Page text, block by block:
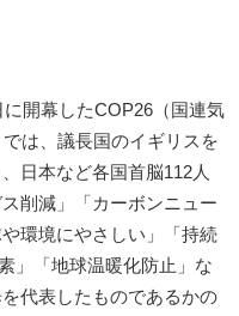
開幕したCOP26（国連気
は、議長国のイギリスを
日本など各国首脳112人
削減」「カーボンニュー
環境にやさしい」「持続
」「地球温暖化防止」な
代表したものであるかの